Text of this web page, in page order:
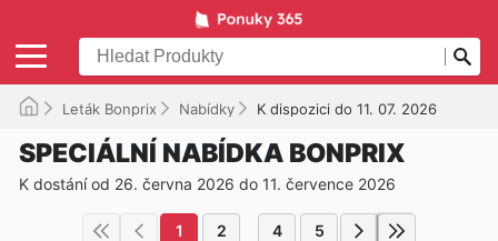
Leták Bonprix Nabídky K dispozici do 11. 07. 2026
SPECIÁLNÍ NABÍDKA BONPRIX
K dostání od 26. června 2026 do 11. července 2026
1 2 4 5